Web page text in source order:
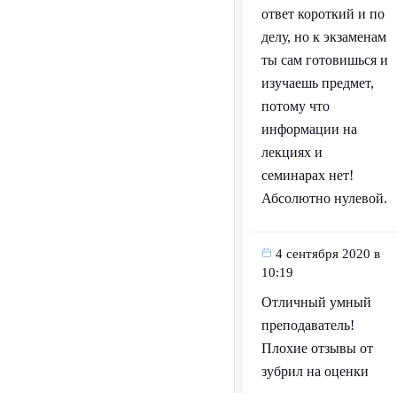
ответ короткий и по
делу, но к экзаменам
ты сам готовишься и
изучаешь предмет,
потому что
информации на
лекциях и
семинарах нет!
Абсолютно нулевой.
4 сентября 2020 в
10:19
Отличный умный
преподаватель!
Плохие отзывы от
зубрил на оценки